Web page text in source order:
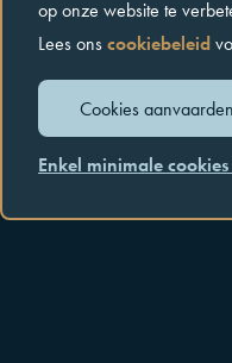
Achternaam*
E-mailadres*
Gelieve dit veld leeg te
op onze website te
Lees onscookiebeleid
Cookies aanvaarden
Enkel minimale